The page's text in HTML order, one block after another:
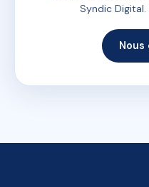
Syndic